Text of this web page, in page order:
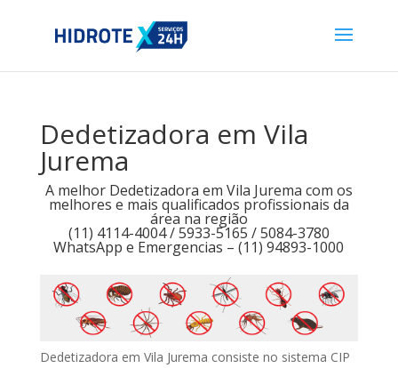
Dedetizadora em Vila
Jurema
A melhor Dedetizadora em Vila Jurema com os
melhores e mais qualificados profissionais da
área na região
(11) 4114-4004 / 5933-5165 / 5084-3780
WhatsApp e Emergencias – (11) 94893-1000
Dedetizadora em Vila Jurema consiste no sistema CIP